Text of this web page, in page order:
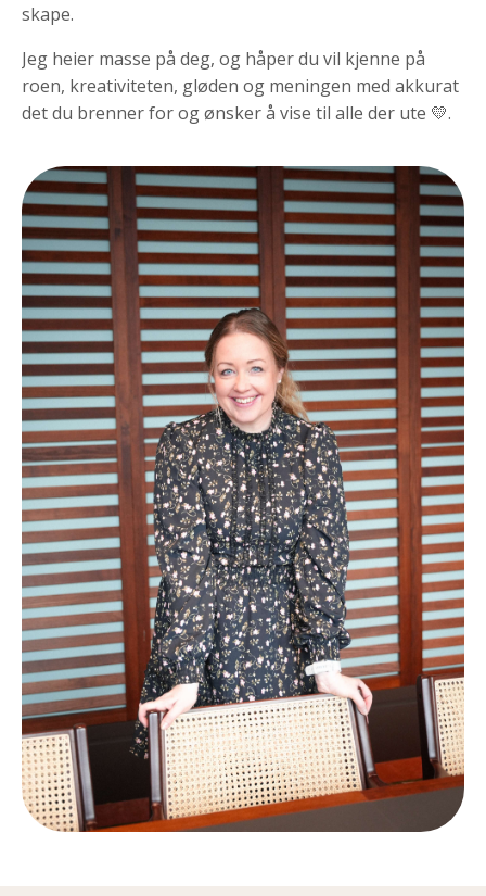
skape.
Jeg heier masse på deg, og håper du vil kjenne på
roen, kreativiteten, gløden og meningen med akkurat
det du brenner for og ønsker å vise til alle der ute 💛.